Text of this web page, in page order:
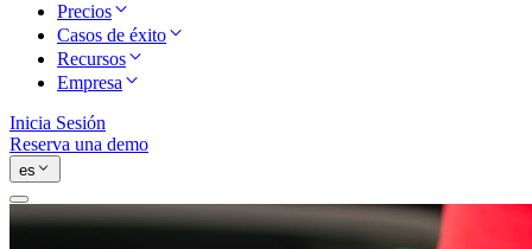
Precios
Casos de éxito
Recursos
Empresa
Inicia Sesión
Reserva una demo
es